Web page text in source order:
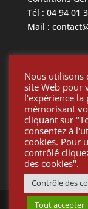
Tél : 04 94 01
Mail :
Toutes les
Toutes les
différents
Nous utilisons
site Web pour
l'expérience la
mémorisant
cliquant sur
consentez à
cookies. Pour
contrôlé
des cookies".
Contrôle des
Tout accepter